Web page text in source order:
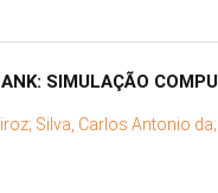
SIMULAÇÃO
Silva, Carlos Antonio da;